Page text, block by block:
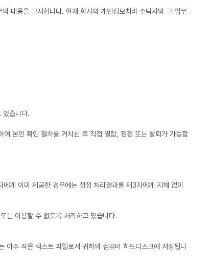
내용을 고지합니다. 현재 회사의 개인정보처리 수탁자와 그 업무
있습니다.
본인 확인 절차를 거치신 후 직접 열람, 정정 또는 탈퇴가 가능합
게 이미 제공한 경우에는 정정 처리결과를 제3자에게 지체 없이
는 이용할 수 없도록 처리하고 있습니다.
주 작은 텍스트 파일로서 귀하의 컴퓨터 하드디스크에 저장됩니